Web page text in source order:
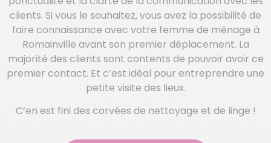
clients. Si vous le souhaitez, vous avez la possibilité de
faire connaissance avec votre femme de ménage à
Romainville avant son premier déplacement. La
majorité des clients sont contents de pouvoir avoir ce
premier contact. Et c’est idéal pour entreprendre une
petite visite des lieux.
C’en est fini des corvées de nettoyage et de linge !